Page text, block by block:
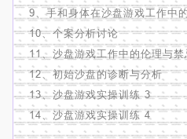
9、手和身体在沙盘游戏工作中
10、个案分析讨论
11、沙盘游戏工作中的伦理与禁
12、初始沙盘的诊断与分析
13、沙盘游戏实操训练 3
14、沙盘游戏实操训练 4